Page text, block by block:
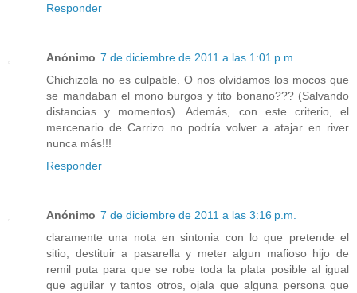
Responder
Anónimo 7 de diciembre de 2011 a las 1:01 p.m.
Chichizola no es culpable. O nos olvidamos los mocos que
se mandaban el mono burgos y tito bonano??? (Salvando
distancias y momentos). Además, con este criterio, el
mercenario de Carrizo no podría volver a atajar en river
nunca más!!!
Responder
Anónimo 7 de diciembre de 2011 a las 3:16 p.m.
claramente una nota en sintonia con lo que pretende el
sitio, destituir a pasarella y meter algun mafioso hijo de
remil puta para que se robe toda la plata posible al igual
que aguilar y tantos otros, ojala que alguna persona que